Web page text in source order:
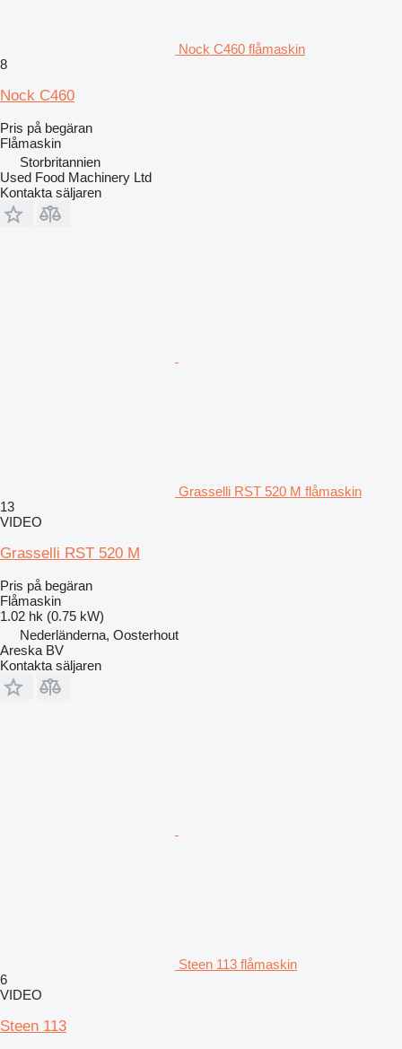
Nock C460 flåmaskin
8
Nock C460
Pris på begäran
Flåmaskin
Storbritannien
Used Food Machinery Ltd
Kontakta säljaren
Grasselli RST 520 M flåmaskin
13
VIDEO
Grasselli RST 520 M
Pris på begäran
Flåmaskin
1.02 hk (0.75 kW)
Nederländerna, Oosterhout
Areska BV
Kontakta säljaren
Steen 113 flåmaskin
6
VIDEO
Steen 113